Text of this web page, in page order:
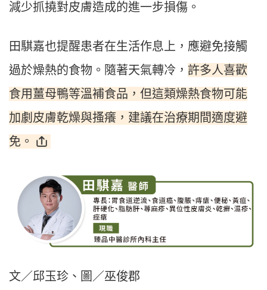
減少抓撓對皮膚造成的進一步損傷。
田騏嘉也提醒患者在生活作息上，應避免接觸
過於燥熱的食物。隨著天氣轉冷， 許多人喜歡
食用薑母鴨等溫補食品，但這類燥熱食物可能
加劇皮膚乾燥與搔癢，建議在治療期間適度避
免。
文／邱玉珍、圖／巫俊郡